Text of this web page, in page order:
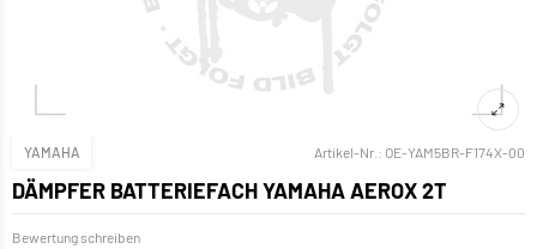
YAMAHA Artikel-Nr.: OE-YAM5BR-F174X-00
DÄMPFER BATTERIEFACH YAMAHA AEROX 2T
Bewertung schreiben